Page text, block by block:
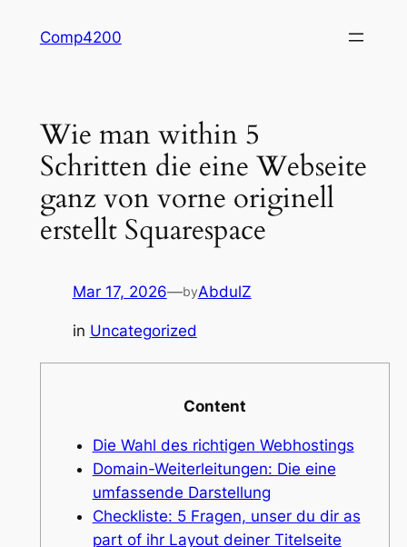
Comp4200
Wie man within 5
Schritten die eine Webseite
ganz von vorne originell
erstellt Squarespace
Mar 17, 2026—byAbdulZ
in Uncategorized
Content
Die Wahl des richtigen Webhostings
Domain-Weiterleitungen: Die eine
umfassende Darstellung
Checkliste: 5 Fragen, unser du dir as
part of ihr Layout deiner Titelseite